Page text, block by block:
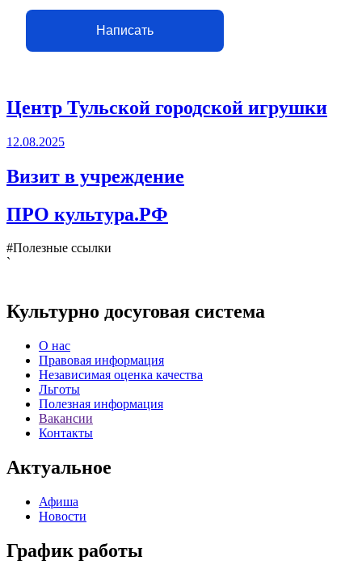
Написать
Центр Тульской городской игрушки
12.08.2025
Визит в учреждение
ПРО культура.РФ
#Полезные ссылки
`
Культурно досуговая система
О нас
Правовая информация
Независимая оценка качества
Льготы
Полезная информация
Вакансии
Контакты
Актуальное
Афиша
Новости
График работы